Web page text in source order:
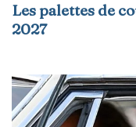
Les palettes de
2027